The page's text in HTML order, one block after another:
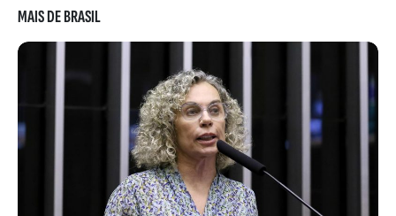
MAIS DE BRASIL